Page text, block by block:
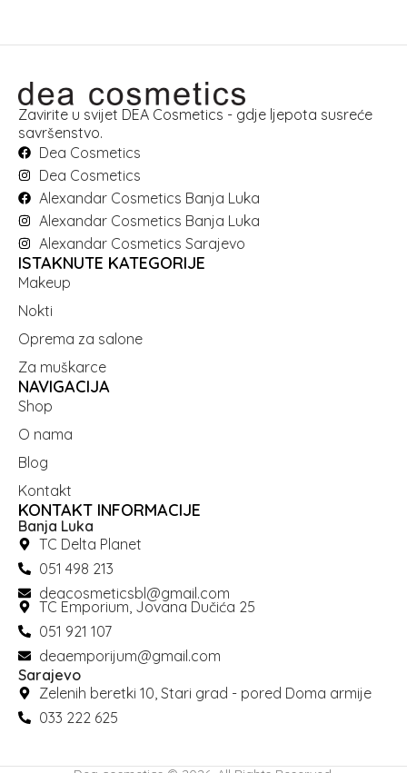
Zavirite u svijet DEA Cosmetics - gdje ljepota susreće
savršenstvo.
Dea Cosmetics
Dea Cosmetics
Alexandar Cosmetics Banja Luka
Alexandar Cosmetics Banja Luka
Alexandar Cosmetics Sarajevo
ISTAKNUTE KATEGORIJE
Makeup
Nokti
Oprema za salone
Za muškarce
NAVIGACIJA
Shop
O nama
Blog
Kontakt
KONTAKT INFORMACIJE
Banja Luka
TC Delta Planet
051 498 213
deacosmeticsbl@gmail.com
TC Emporium, Jovana Dučića 25
051 921 107
deaemporijum@gmail.com
Sarajevo
Zelenih beretki 10, Stari grad - pored Doma armije
033 222 625